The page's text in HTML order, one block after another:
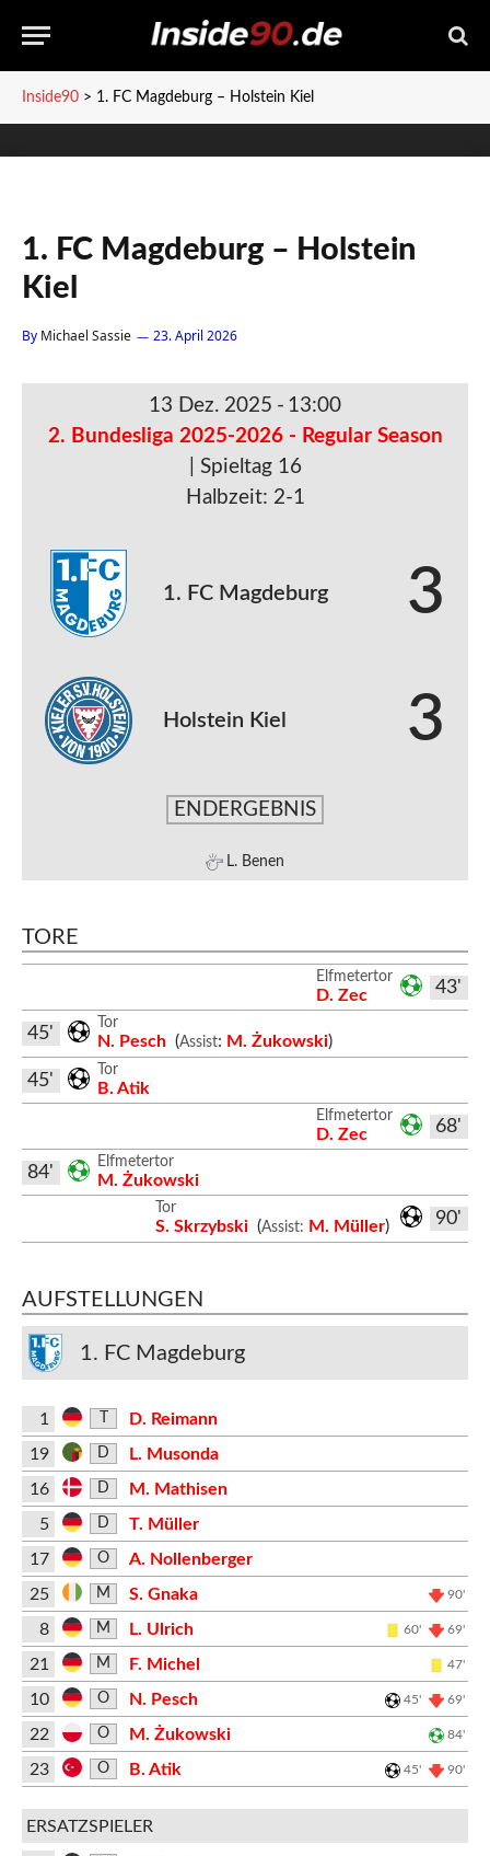
Inside90 > 1. FC Magdeburg – Holstein Kiel
1. FC Magdeburg – Holstein
Kiel
By Michael Sassie 23. April 2026
13 Dez. 2025 - 13:00
2. Bundesliga 2025-2026 - Regular Season
| Spieltag 16
Halbzeit: 2-1
1. FC Magdeburg 3
Holstein Kiel 3
ENDERGEBNIS
L. Benen
TORE
43'
Elfmetertor
D. Zec
Tor
N. Pesch (Assist: M. Żukowski)
45'
Tor
B. Atik
45'
68'
Elfmetertor
D. Zec
Elfmetertor
M. Żukowski
84'
90'
Tor
S. Skrzybski (Assist: M. Müller)
AUFSTELLUNGEN
1. FC Magdeburg
1
D. Reimann
19
D
L. Musonda
16
D
M. Mathisen
5
D
T. Müller
17
O
A. Nollenberger
25
M S. Gnaka 90'
8 M L. Ulrich 60' 69'
21 M F. Michel 47'
10 O N. Pesch 45' 69'
22 O M. Żukowski 84'
23 O B. Atik 45' 90'
ERSATZSPIELER